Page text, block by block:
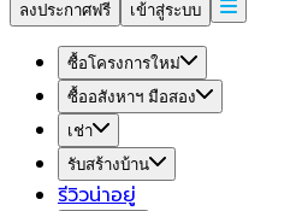
ลงประกาศฟรี เข้าสู่ระบบ
ซื้อโครงการใหม่
ซื้ออสังหาฯ มือสอง
เช่า
รับสร้างบ้าน
รีวิวน่าอยู่